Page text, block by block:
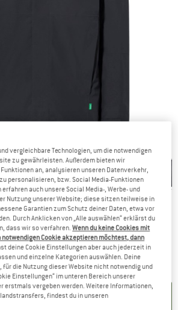
zollfreie Lieferung
(CH)Schweiz. Informationen zu den
Der Link öffnet sich in einer Infobox
EINRICHTEN
vergleichbare Technologien, um die notwendigen
zu gewährleisten. Außerdem bieten wir
an, analysieren unseren Datenverkehr,
personalisieren, bzw. Social Media-Funktionen
auch unsere Social Media-, Werbe- und
Nutzung unserer Website; diese sitzen teilweise in
Garantien zum Schutz deiner Daten, etwa vor
Durch Anklicken von „Alle auswählen“ erklärst du
dass wir so verfahren.Wenn du keine Cookies mit
Cookie akzeptieren möchtest, dann
deine Cookie Einstellungen aber auch jederzeit in
und einzelne Kategorien auswählen. Deine
die Nutzung dieser Website nicht notwendig und
Einstellungen“ im unteren Bereich unserer
erstmals vergeben werden. Weitere Informationen,
findest du in unseren